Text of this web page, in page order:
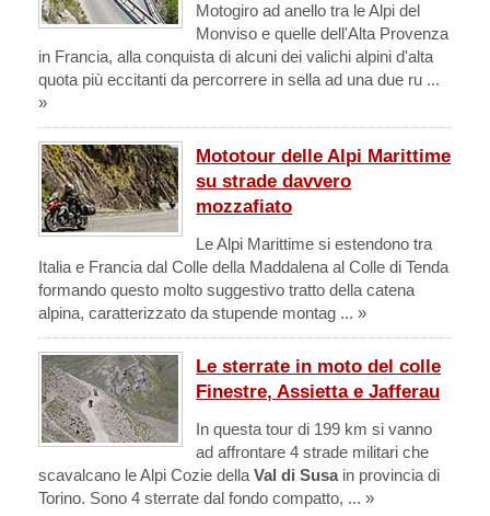
Motogiro ad anello tra le Alpi del
Monviso e quelle dell'Alta Provenza
in Francia, alla conquista di alcuni dei valichi alpini d'alta
quota più eccitanti da percorrere in sella ad una due ru ...
»
Mototour delle Alpi Marittime
su strade davvero
mozzafiato
Le Alpi Marittime si estendono tra
Italia e Francia dal Colle della Maddalena al Colle di Tenda
formando questo molto suggestivo tratto della catena
alpina, caratterizzato da stupende montag ... »
Le sterrate in moto del colle
Finestre, Assietta e Jafferau
In questa tour di 199 km si vanno
ad affrontare 4 strade militari che
scavalcano le Alpi Cozie della Val di Susain provincia di
Torino. Sono 4 sterrate dal fondo compatto, ... »